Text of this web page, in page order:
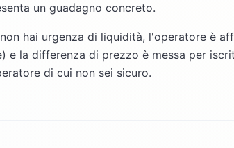
un guadagno concreto.
hai urgenza di liquidità, l'operatore è
e la differenza di prezzo è messa per
di cui non sei sicuro.